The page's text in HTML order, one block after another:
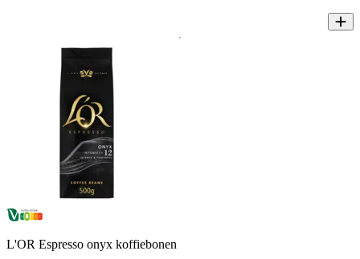
L'OR Espresso onyx koffiebonen